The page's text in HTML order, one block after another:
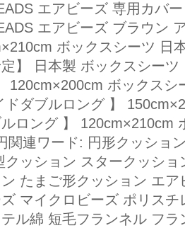
エアビーズ 専用カバ
エアビーズ ブラウン
ボックスシーツ 日
】 日本製 ボックスシー
120cm×200cm ボックス
ドダブルロング 】
ルロング 】 120cm×210cm
関連ワード: 円形クッショ
クッション スタークッシ
たまご形クッション エ
マイクロビーズ ポリス
テル綿 短毛フランネル フ